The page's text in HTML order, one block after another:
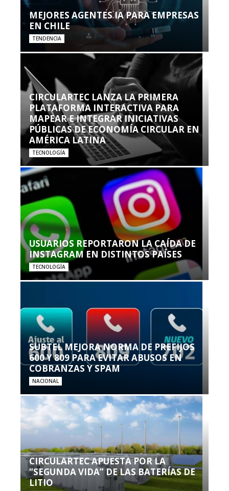
MEJORES AGENTES IA PARA EMPRESAS
EN CHILE
TENDENCIA
CIRCULARTEC LANZA LA PRIMERA
PLATAFORMA INTERACTIVA PARA
MAPEAR E INTEGRAR INICIATIVAS
PÚBLICAS DE ECONOMÍA CIRCULAR EN
AMÉRICA LATINA
TECNOLOGÍA
USUARIOS REPORTARON LA CAÍDA DE
INSTAGRAM EN DISTINTOS PAÍSES
TECNOLOGÍA
SUBTEL MEJORA NORMA DE PREFIJOS
600 Y 809 PARA EVITAR ABUSOS EN
COBRANZAS Y SPAM
NACIONAL
CIRCULARTEC APUESTA POR LA
“SEGUNDA VIDA” DE LAS BATERÍAS DE
LITIO